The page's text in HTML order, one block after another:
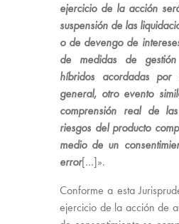
ejercicio de la acción
suspensión de las
o de devengo de
de medidas de gestión
híbridos acordadas
general, otro evento
comprensión real de
riesgos del producto
medio de un
error[…]».
Conforme a esta
ejercicio de la acción de